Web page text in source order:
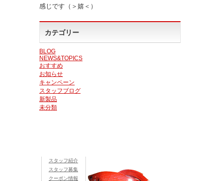
感じです（＞嬉＜）
カテゴリー
BLOG
NEWS&TOPICS
おすすめ
お知らせ
キャンペーン
スタッフブログ
新製品
未分類
スタッフ紹介
スタッフ募集
クーポン情報